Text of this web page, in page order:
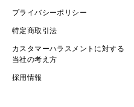
プライバシーポリシー
特定商取引法
カスタマーハラスメントに対する
当社の考え方
採用情報